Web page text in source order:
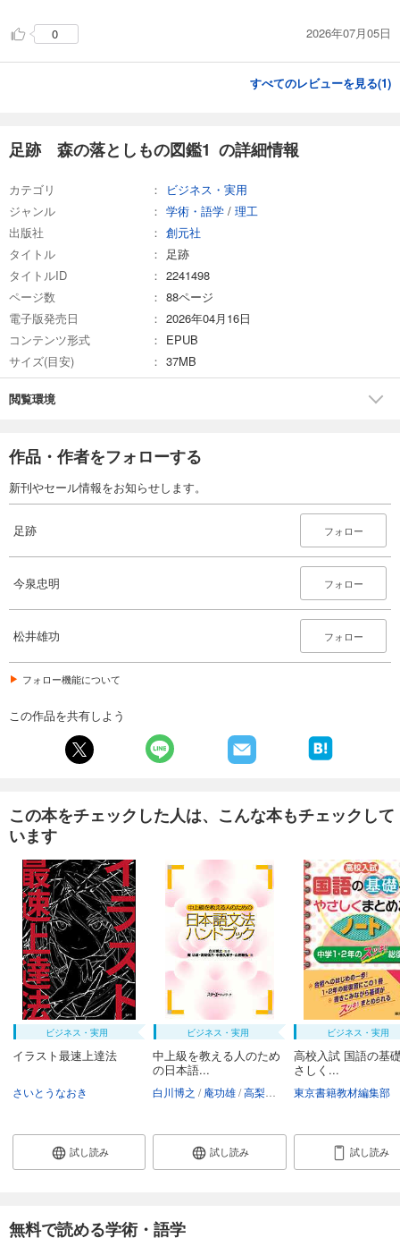
0 2026年07月05日
すべてのレビューを見る(1)
足跡 森の落としもの図鑑1 の詳細情報
カテゴリ
ビジネス・実用
ジャンル
学術・語学 / 理工
出版社
創元社
タイトル
足跡
タイトルID
2241498
ページ数
88ページ
電子版発売日
2026年04月16日
コンテンツ形式
EPUB
サイズ(目安)
37MB
閲覧環境
作品・作者をフォローする
新刊やセール情報をお知らせします。
足跡 フォロー
今泉忠明 フォロー
松井雄功 フォロー
フォロー機能について
この作品を共有しよう
この本をチェックした人は、こんな本もチェックして
います
ビジネス・実用
イラスト最速上達法
さいとうなおき
試し読み
ビジネス・実用
中上級を教える人のため
の日本語...
白川博之 庵功雄 高梨信乃 中西久実子 山田敏弘
試し読み
ビジネス・実用
高校入試 国語の基
さしく...
東京書籍教材編集部
試し読み
無料で読める学術・語学